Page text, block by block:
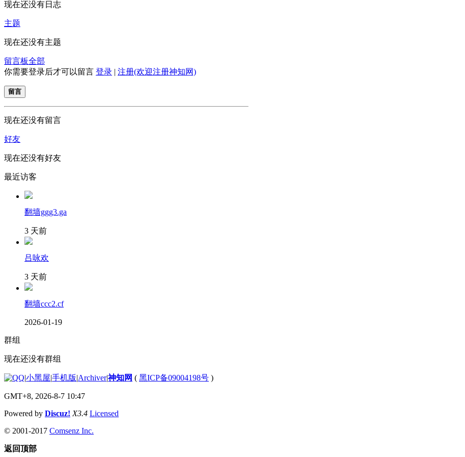
现在还没有日志
主题
现在还没有主题
留言板全部
你需要登录后才可以留言 登录 | 注册(欢迎注册神知网)
留言
现在还没有留言
好友
现在还没有好友
最近访客
翻墙ggg3.ga
3 天前
吕咏欢
3 天前
翻墙ccc2.cf
2026-01-19
群组
现在还没有群组
|小黑屋|手机版|Archiver|神知网 ( 黑ICP备09004198号 )
GMT+8, 2026-8-7 10:47
Powered by Discuz! X3.4 Licensed
© 2001-2017 Comsenz Inc.
返回顶部